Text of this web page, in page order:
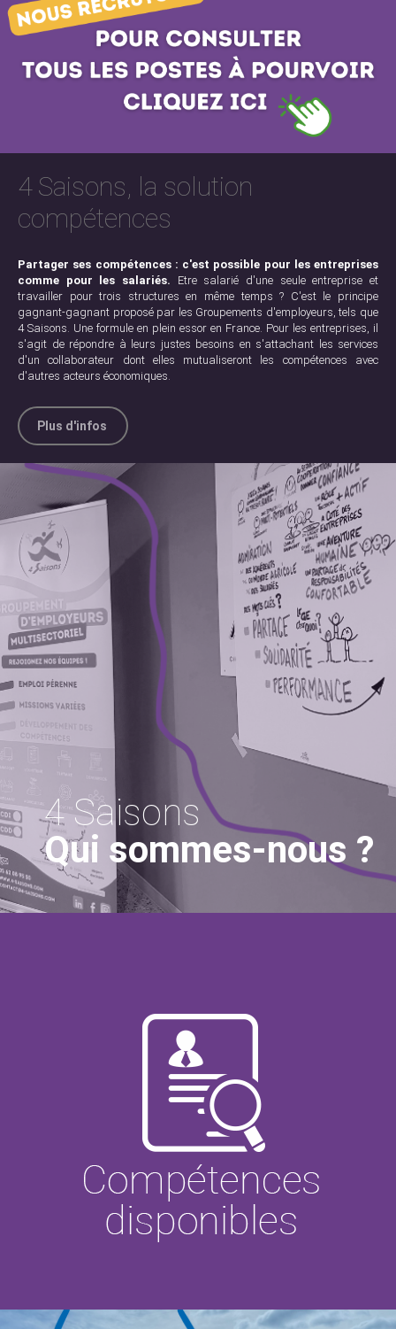
4 Saisons, la solution
compétences
Partager ses compétences : c'est possible pour les entreprises
comme pour les salariés. Etre salarié d'une seule entreprise et
travailler pour trois structures en même temps ? C'est le principe
gagnant-gagnant proposé par les Groupements d'employeurs, tels que
4 Saisons. Une formule en plein essor en France. Pour les entreprises, il
s'agit de répondre à leurs justes besoins en s'attachant les services
d'un collaborateur dont elles mutualiseront les compétences avec
d'autres acteurs économiques.
Plus d'infos
4 Saisons
Qui sommes-nous ?